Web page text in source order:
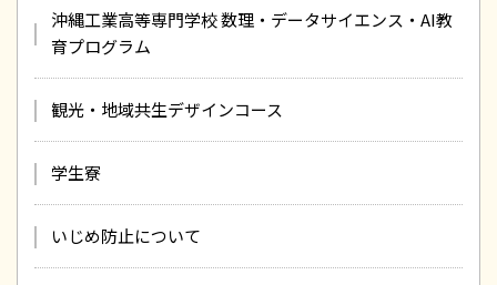
沖縄工業高等専門学校 数理・データサイエンス・AI教
育プログラム
観光・地域共生デザインコース
学生寮
いじめ防止について